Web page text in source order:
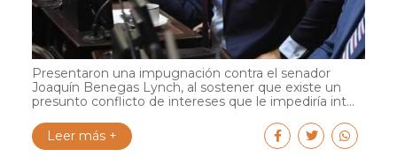
Presentaron una impugnación contra el senador
Joaquín Benegas Lynch, al sostener que existe un
presunto conflicto de intereses que le impediría int...
Leer más +